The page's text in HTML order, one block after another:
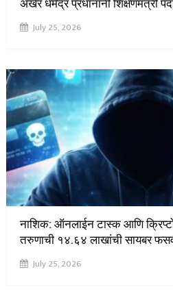
अखेर धर्मेंद्र प्रधानांनी शिक्षणमंत्री
July 25, 2026
नाशिक: ऑनलाईन टास्क आणि
तरुणाची ₹१४.६४ लाखांची सायबर
July 25, 2026